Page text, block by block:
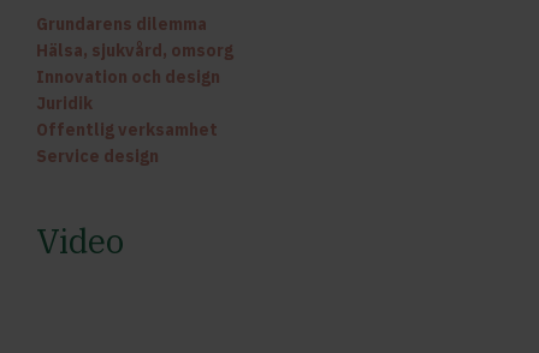
Grundarens dilemma
Hälsa, sjukvård, omsorg
Innovation och design
Juridik
Offentlig verksamhet
Service design
Video